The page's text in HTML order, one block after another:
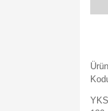
Ürün